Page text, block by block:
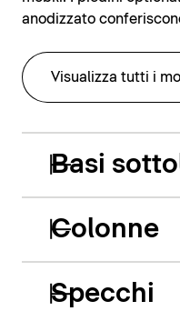
anodizzato
Visualizza tutti i
Basi
Colonne
Specchi